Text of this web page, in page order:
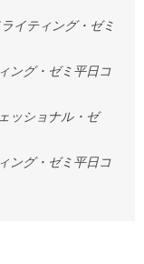
イティング・ゼミ
ング・ゼミ平日コ
ッショナル・ゼ
ング・ゼミ平日コ